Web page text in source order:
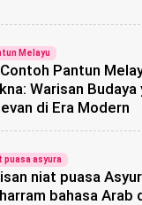
Melayu
Pantun
Warisan
di Era Modern
puasa asyura
niat puasa
bahasa Arab